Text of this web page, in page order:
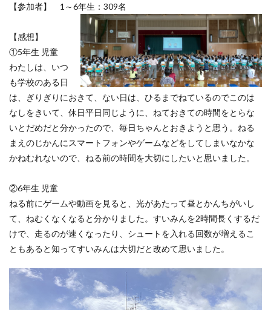
【参加者】 1～6年生：309名
【感想】
①5年生 児童
わたしは、いつ
も学校のある日
は、ぎりぎりにおきて、ない日は、ひるまでねているのでこのは
なしをきいて、休日平日同じように、ねておきての時間をとらな
いとだめだと分かったので、毎日ちゃんとおきようと思う。ねる
まえのじかんにスマートフォンやゲームなどをしてしまいなかな
かねむれないので、ねる前の時間を大切にしたいと思いました。
②6年生 児童
ねる前にゲームや動画を見ると、光があたって昼とかんちがいし
て、ねむくなくなると分かりました。すいみんを2時間長くするだ
けで、走るのが速くなったり、シュートを入れる回数が増えるこ
ともあると知ってすいみんは大切だと改めて思いました。